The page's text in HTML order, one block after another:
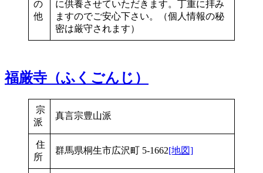
の
他
に供養させていただきます。丁重に拝み
ますのでご安心下さい。（個人情報の秘
密は厳守されます）
福厳寺（ふくごんじ）
宗
派
真言宗豊山派
住
所
群馬県桐生市広沢町 5-1662[地図]